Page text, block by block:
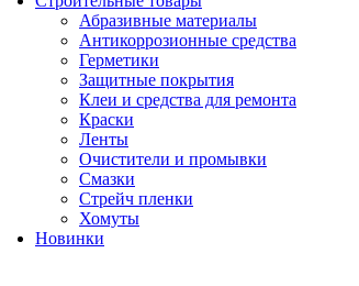
Абразивные материалы
Антикоррозионные средства
Герметики
Защитные покрытия
Клеи и средства для ремонта
Краски
Ленты
Очистители и промывки
Смазки
Стрейч пленки
Хомуты
Новинки